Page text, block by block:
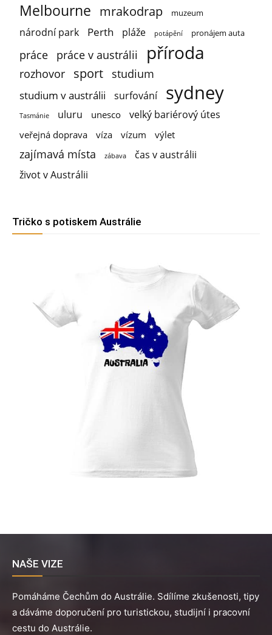
Melbourne mrakodrap muzeum
národní park Perth pláže potápění pronájem auta
práce práce v austrálii příroda
rozhovor sport studium
studium v austrálii surfování sydney
Tasmánie uluru unesco velký bariérový útes
veřejná doprava víza vízum výlet
zajímavá místa zábava
čas v austrálii
život v Austrálii
Tričko s potiskem Austrálie
NAŠE VIZE
Pomáháme Čechům do Austrálie. Sdílíme zkušenosti, tipy
a dáváme doporučení pro turistickou, studijní i pracovní
cestu do Austrálie.